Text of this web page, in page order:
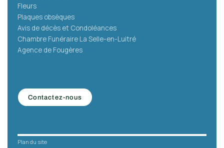
Fleurs
Plaques obsèques
Avis de décès et Condoléances
Chambre Funéraire La Selle-en-Luitré
Agence de Fougères
Contactez-nous
Plan du site